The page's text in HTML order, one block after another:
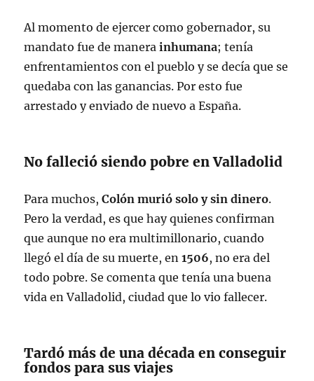
Al momento de ejercer como gobernador, su
mandato fue de manera inhumana; tenía
enfrentamientos con el pueblo y se decía que se
quedaba con las ganancias. Por esto fue
arrestado y enviado de nuevo a España.
No falleció siendo pobre en Valladolid
Para muchos,Colón murió solo y sin dinero.
Pero la verdad, es que hay quienes confirman
que aunque no era multimillonario, cuando
llegó el día de su muerte, en1506, no era del
todo pobre. Se comenta que tenía una buena
vida en Valladolid, ciudad que lo vio fallecer.
Tardó más de una década en conseguir
fondos para sus viajes